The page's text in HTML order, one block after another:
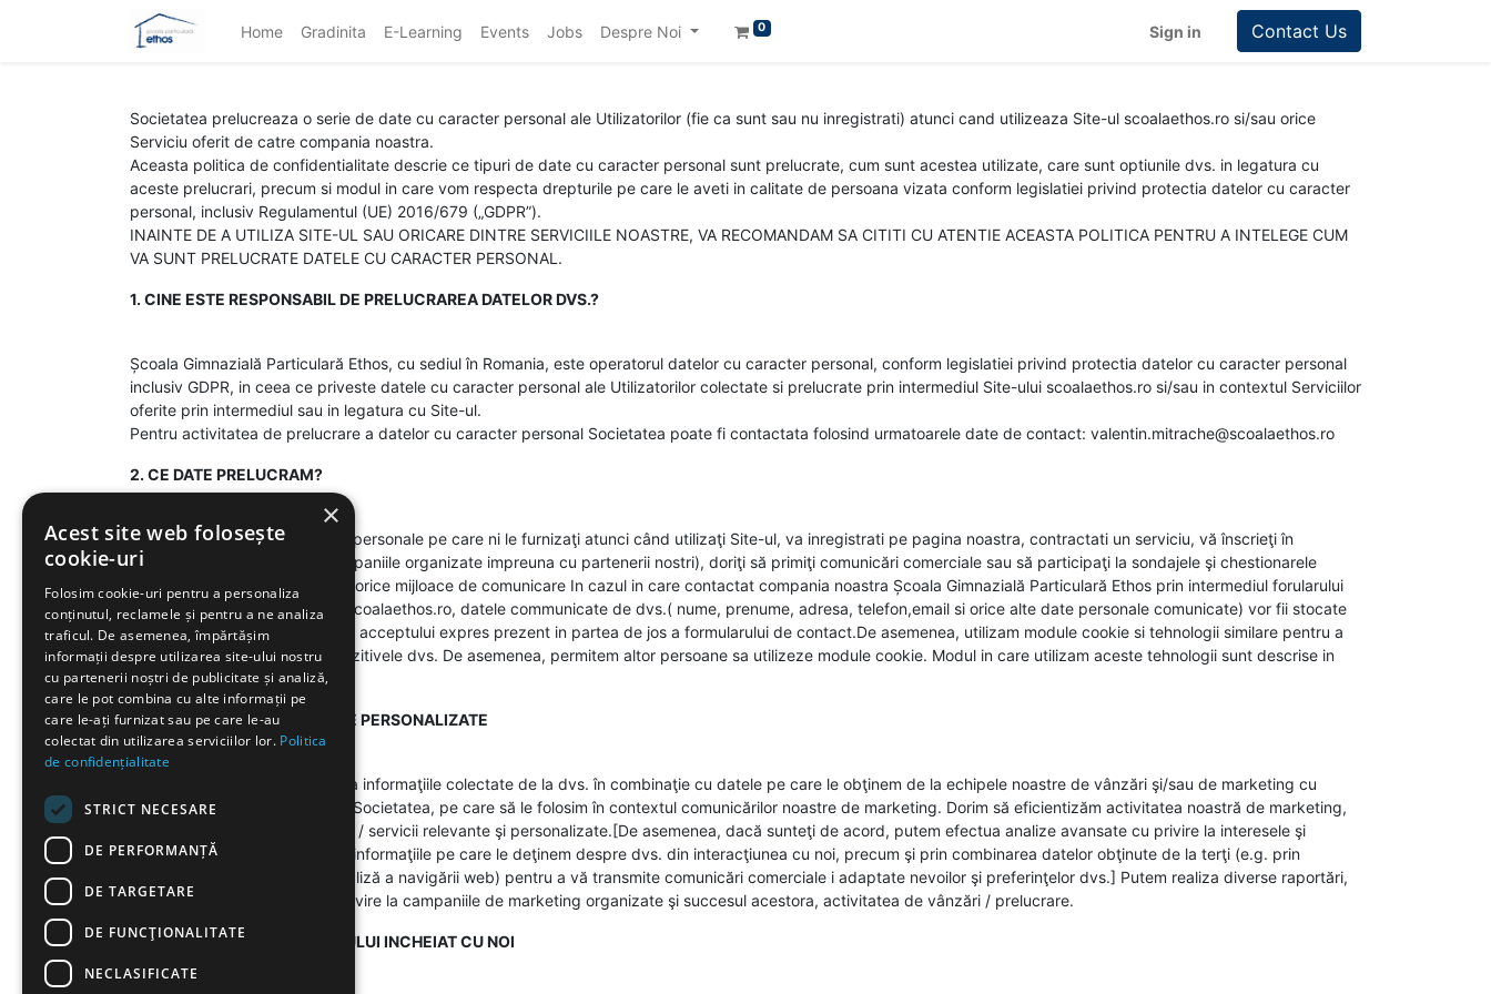
Home Gradinita E-Learning Events Jobs Despre Noi 0 Sign in Contact Us
Societatea prelucreaza o serie de date cu caracter personal ale Utilizatorilor (fie ca sunt sau nu inregistrati) atunci cand utilizeaza Site-ul scoalaethos.ro si/sau orice
Serviciu oferit de catre compania noastra.
Aceasta politica de confidentialitate descrie ce tipuri de date cu caracter personal sunt prelucrate, cum sunt acestea utilizate, care sunt optiunile dvs. in legatura cu
aceste prelucrari, precum si modul in care vom respecta drepturile pe care le aveti in calitate de persoana vizata conform legislatiei privind protectia datelor cu caracter
personal, inclusiv Regulamentul (UE) 2016/679 („GDPR”).
INAINTE DE A UTILIZA SITE-UL SAU ORICARE DINTRE SERVICIILE NOASTRE, VA RECOMANDAM SA CITITI CU ATENTIE ACEASTA POLITICA PENTRU A INTELEGE CUM
VA SUNT PRELUCRATE DATELE CU CARACTER PERSONAL.
1. CINE ESTE RESPONSABIL DE PRELUCRAREA DATELOR DVS.?
Școala Gimnazială Particulară Ethos, cu sediul în Romania, este operatorul datelor cu caracter personal, conform legislatiei privind protectia datelor cu caracter personal
inclusiv GDPR, in ceea ce priveste datele cu caracter personal ale Utilizatorilor colectate si prelucrate prin intermediul Site-ului scoalaethos.ro si/sau in contextul Serviciilor
oferite prin intermediul sau in legatura cu Site-ul.
Pentru activitatea de prelucrare a datelor cu caracter personal Societatea poate fi contactata folosind urmatoarele date de contact: valentin.mitrache@scoalaethos.ro
2. CE DATE PRELUCRAM?
Societatea prelucrează datele personale pe care ni le furnizaţi atunci când utilizaţi Site-ul, va inregistrati pe pagina noastra, contractati un serviciu, vă înscrieţi în
campaniile noastre (si/sau campaniile organizate impreuna cu partenerii nostri), doriţi să primiţi comunicări comerciale sau să participaţi la sondajele şi chestionarele
noastre, sau ne contactati prin orice mijloace de comunicare In cazul in care contactat compania noastra Școala Gimnazială Particulară Ethos prin intermediul forularului
de contact prezent pe site-ul scoalaethos.ro, datele communicate de dvs.( nume, prenume, adresa, telefon,email si orice alte date personale comunicate) vor fii stocate
si prelucrate doar dupa bifarea acceptului expres prezent in partea de jos a formularului de contact.De asemenea, utilizam module cookie si tehnologii similare pentru a
va recunoaste pe dvs. si dispozitivele dvs. De asemenea, permitem altor persoane sa utilizeze module cookie. Modul in care utilizam aceste tehnologii sunt descrise in
Politica privind Cookies..
3. FURNIZAREA UNOR OFERTE PERSONALIZATE
În anumite situaţii, putem utiliza informaţiile colectate de la dvs. în combinaţie cu datele pe care le obţinem de la echipele noastre de vânzări şi/sau de marketing cu
privire la interacţiunea dvs. cu Societatea, pe care să le folosim în contextul comunicărilor noastre de marketing. Dorim să eficientizăm activitatea noastră de marketing,
oferind clienţilor noştri produse / servicii relevante şi personalizate.[De asemenea, dacă sunteţi de acord, putem efectua analize avansate cu privire la interesele şi
preferinţele dvs. rezultând din informaţiile pe care le deţinem despre dvs. din interacţiunea cu noi, precum şi prin combinarea datelor obţinute de la terţi (e.g. prin
intermediul tehnologiilor de analiză a navigării web) pentru a vă transmite comunicări comerciale i adaptate nevoilor şi preferinţelor dvs.] Putem realiza diverse raportări,
analize şi studii statistice cu privire la campaniile de marketing organizate şi succesul acestora, activitatea de vânzări / prelucrare.
4. EXECUTAREA CONTRACTULUI INCHEIAT CU NOI
×
Acest site web folosește
cookie-uri
Folosim cookie-uri pentru a personaliza
conținutul, reclamele și pentru a ne analiza
traficul. De asemenea, împărtășim
informații despre utilizarea site-ului nostru
cu partenerii noștri de publicitate și analiză,
care le pot combina cu alte informații pe
care le-ați furnizat sau pe care le-au
colectat din utilizarea serviciilor lor. Politica
de confidențialitate
STRICT NECESARE
DE PERFORMANȚĂ
DE TARGETARE
DE FUNCŢIONALITATE
NECLASIFICATE